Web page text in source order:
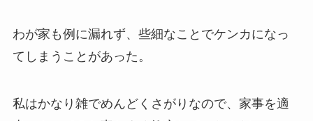
わが家も例に漏れず、些細なことでケンカになっ
てしまうことがあった。
私はかなり雑でめんどくさがりなので、家事を適